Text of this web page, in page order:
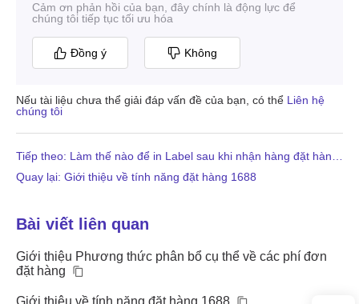
Cảm ơn phản hồi của bạn, đây chính là động lực để
chúng tôi tiếp tục tối ưu hóa
Đồng ý Không
Nếu tài liệu chưa thể giải đáp vấn đề của bạn, có thể Liên hệ
chúng tôi
Quay lại: Giới thiệu về tính năng đặt hàng 1688
Tiếp theo: Làm thế nào để in Label sau khi nhận hàng đặt hàng?
Bài viết liên quan
Giới thiệu Phương thức phân bổ cụ thể về các phí đơn
đặt hàng